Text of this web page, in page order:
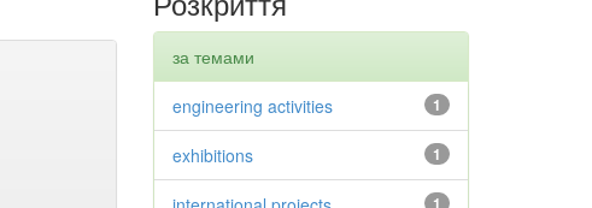
за темами
1
engineering activities
1
exhibitions
1